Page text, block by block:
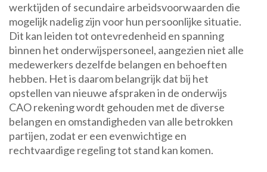
werktijden of secundaire arbeidsvoorwaarden die
mogelijk nadelig zijn voor hun persoonlijke situatie.
Dit kan leiden tot ontevredenheid en spanning
binnen het onderwijspersoneel, aangezien niet alle
medewerkers dezelfde belangen en behoeften
hebben. Het is daarom belangrijk dat bij het
opstellen van nieuwe afspraken in de onderwijs
CAO rekening wordt gehouden met de diverse
belangen en omstandigheden van alle betrokken
partijen, zodat er een evenwichtige en
rechtvaardige regeling tot stand kan komen.